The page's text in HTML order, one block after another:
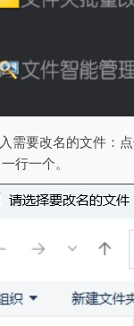
需要改名的文件‌：
行一个。